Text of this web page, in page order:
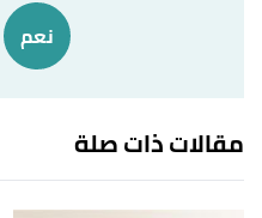
26/8/2021. Edited.
2017),
26/8/2021. Edited.
نعم
مقالات ذات صلة